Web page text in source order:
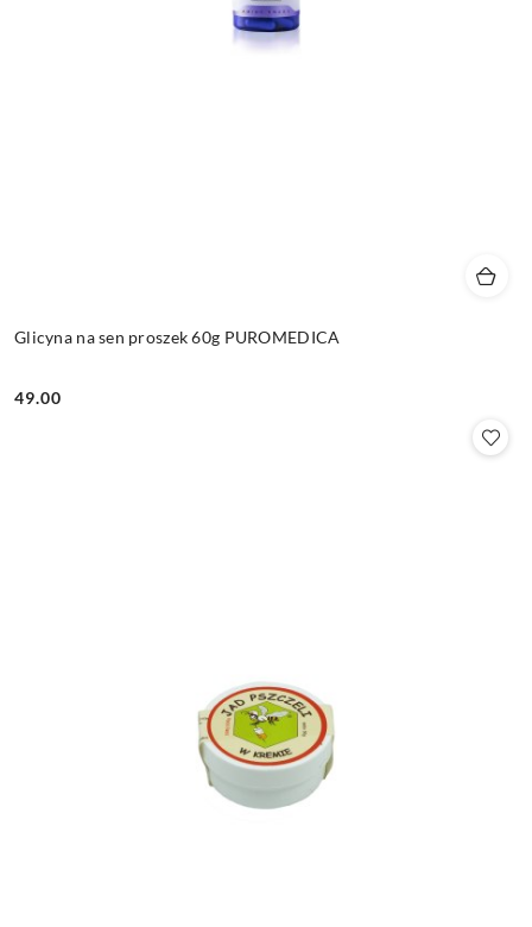
Glicyna na sen proszek 60g PUROMEDICA
Cena:
49.00